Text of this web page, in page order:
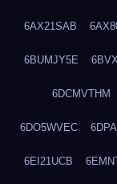
6AX21SAB
6BUMJY5E
6DCMVTHM
6DO5WVEC
6EI21UCB